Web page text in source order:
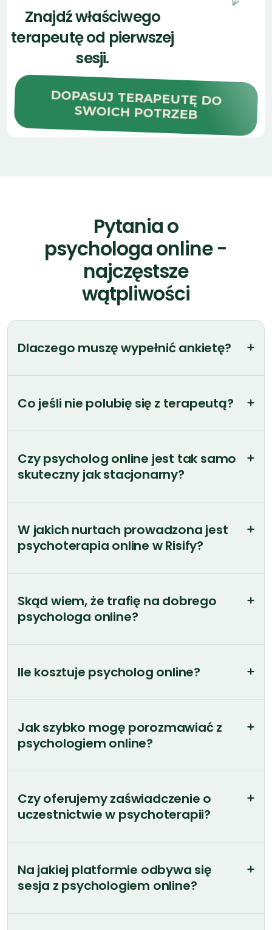
DOPASUJ TERAPEUTĘ DO
SWOICH POTRZEB
wątpliwości
Dlaczego muszę wypełnić ankietę?
skuteczny jak stacjonarny?
W jakich nurtach prowadzona jest
psychoterapia online w Risify?
Skąd wiem, że trafię na dobrego
psychologa online?
Ile kosztuje psycholog online?
psychologiem online?
Czy oferujemy zaświadczenie o
uczestnictwie w psychoterapii?
Na jakiej platformie odbywa się
sesja z psychologiem online?
Czy psycholog online jest dostępny
dla osób za granicą?